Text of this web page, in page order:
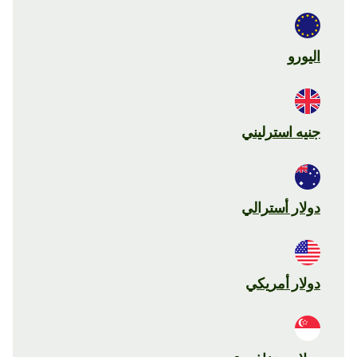
اليورو
جنيه استرليني
دولار أسترالي
دولار أمريكي